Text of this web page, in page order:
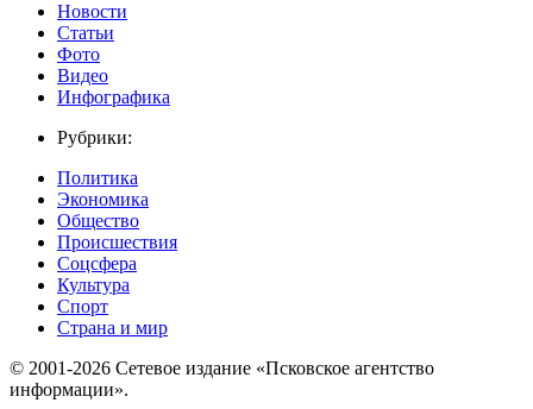
Новости
Статьи
Фото
Видео
Инфографика
Рубрики:
Политика
Экономика
Общество
Происшествия
Соцсфера
Культура
Спорт
Страна и мир
© 2001-2026 Сетевое издание «Псковское агентство
информации».